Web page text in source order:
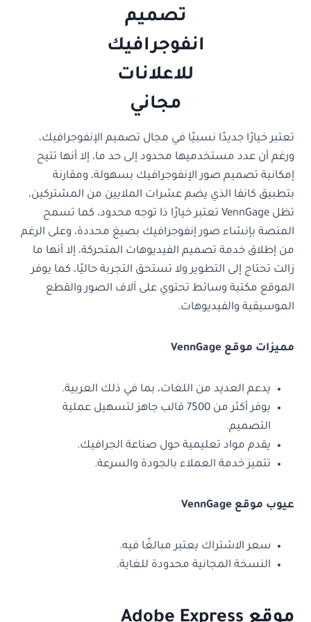
تعتبر خيارًا جديدًا نسبيًا في مجال تصميم الإنفوجرافيك،
ورغم أن عدد مستخدميها محدود إلى حد ما، إلا أنها تتيح
إمكانية تصميم صور الإنفوجرافيك بسهولة، ومقارنة
بتطبيق كانفا الذي يضم عشرات الملايين من المشتركين،
تظل VennGage تعتبر خيارًا ذا توجه محدود، كما تسمح
المنصة بإنشاء صور إنفوجرافيك بصيغ محددة، وعلى الرغم
من إطلاق خدمة تصميم الفيديوهات المتحركة، إلا أنها ما
زالت تحتاج إلى التطوير ولا تستحق التجربة حاليًا، كما يوفر
الموقع مكتبة وسائط تحتوي على آلاف الصور والقطع
الموسيقية والفيديوهات.
مميزات موقع VennGage
يدعم العديد من اللغات، بما في ذلك العربية.
يوفر أكثر من 7500 قالب جاهز لتسهيل عملية
التصميم.
يقدم مواد تعليمية حول صناعة الجرافيك.
تتميز خدمة العملاء بالجودة والسرعة.
عيوب موقع VennGage
سعر الاشتراك يعتبر مبالغًا فيه.
النسخة المجانية محدودة للغاية.